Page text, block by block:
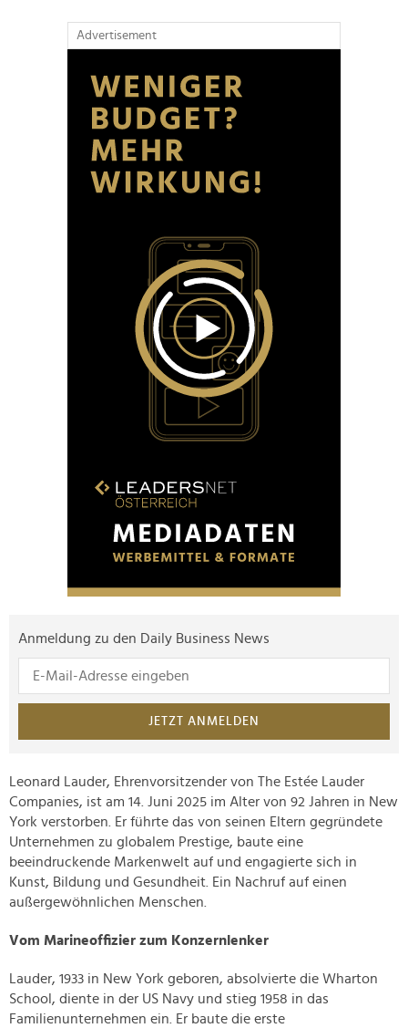
Advertisement
Anmeldung zu den Daily Business News
JETZT ANMELDEN
Leonard Lauder, Ehrenvorsitzender von The Estée Lauder
Companies, ist am 14. Juni 2025 im Alter von 92 Jahren in New
York verstorben. Er führte das von seinen Eltern gegründete
Unternehmen zu globalem Prestige, baute eine
beeindruckende Markenwelt auf und engagierte sich in
Kunst, Bildung und Gesundheit. Ein Nachruf auf einen
außergewöhnlichen Menschen.
Vom Marineoffizier zum Konzernlenker
Lauder, 1933 in New York geboren, absolvierte die Wharton
School, diente in der US Navy und stieg 1958 in das
Familienunternehmen ein. Er baute die erste